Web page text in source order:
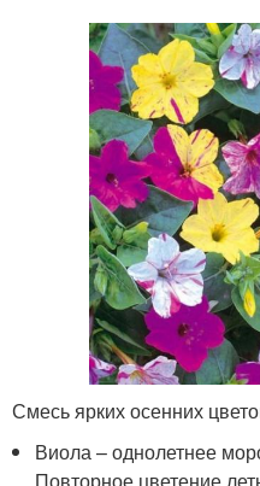
Смесь ярких осенних
Виола – однолетнее
Повторное цветение